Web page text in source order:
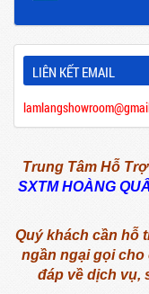
LIÊN KẾT EMAIL
Trung Tâm Hỗ
SXTM HOÀNG
Quý khách cần hỗ
ngần ngại gọi cho
đáp về dịch vụ,